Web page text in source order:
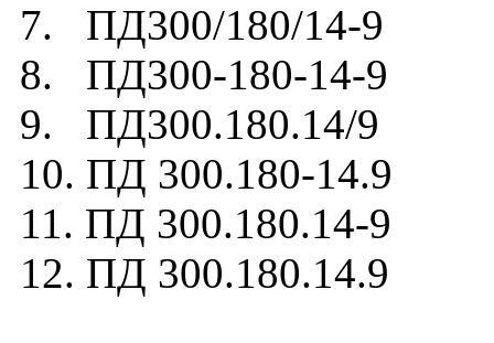
7. ПД300/180/14-9
8. ПД300-180-14-9
9. ПД300.180.14/9
10. ПД 300.180-14.9
11. ПД 300.180.14-9
12. ПД 300.180.14.9